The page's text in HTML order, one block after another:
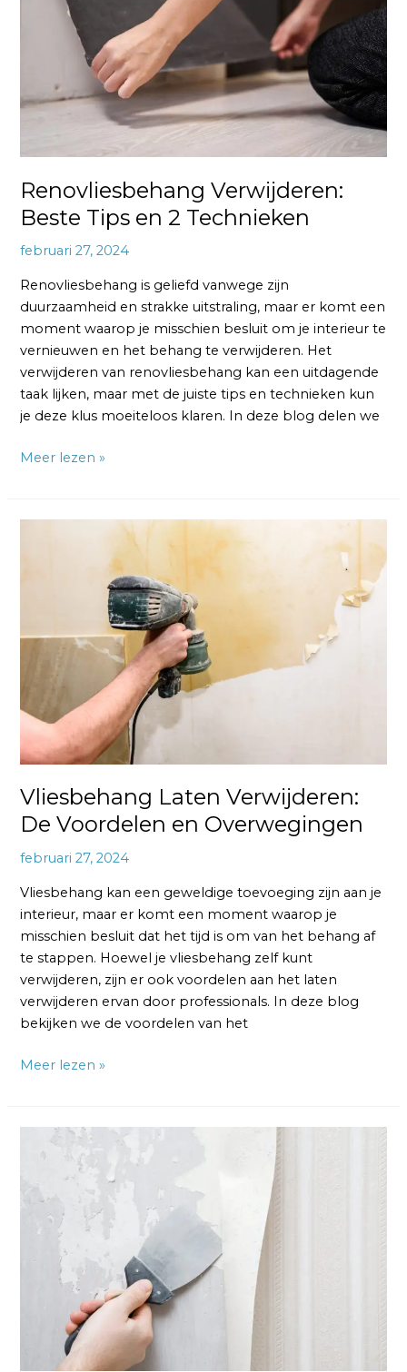
Renovliesbehang Verwijderen:
Beste Tips en 2 Technieken
februari 27, 2024
Renovliesbehang is geliefd vanwege zijn
duurzaamheid en strakke uitstraling, maar er komt een
moment waarop je misschien besluit om je interieur te
vernieuwen en het behang te verwijderen. Het
verwijderen van renovliesbehang kan een uitdagende
taak lijken, maar met de juiste tips en technieken kun
je deze klus moeiteloos klaren. In deze blog delen we
Technieken
Meer lezen »
Vliesbehang Laten Verwijderen:
De Voordelen en Overwegingen
februari 27, 2024
Vliesbehang kan een geweldige toevoeging zijn aan je
interieur, maar er komt een moment waarop je
misschien besluit dat het tijd is om van het behang af
te stappen. Hoewel je vliesbehang zelf kunt
verwijderen, zijn er ook voordelen aan het laten
verwijderen ervan door professionals. In deze blog
bekijken we de voordelen van het
en
Overwegingen
Meer lezen »
Vliesbehang
Verwijderen
Gipsplaat: